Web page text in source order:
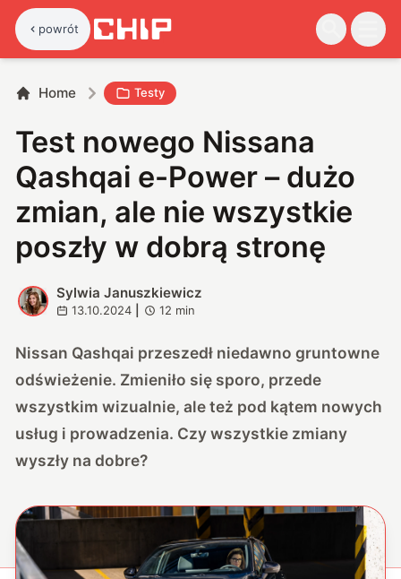
powrót
Home Testy
Test nowego Nissana
Qashqai e-Power – dużo
zmian, ale nie wszystkie
poszły w dobrą stronę
S
Sylwia Januszkiewicz
13.10.2024 12 min
Nissan Qashqai przeszedł niedawno gruntowne
odświeżenie. Zmieniło się sporo, przede
wszystkim wizualnie, ale też pod kątem nowych
usług i prowadzenia. Czy wszystkie zmiany
wyszły na dobre?